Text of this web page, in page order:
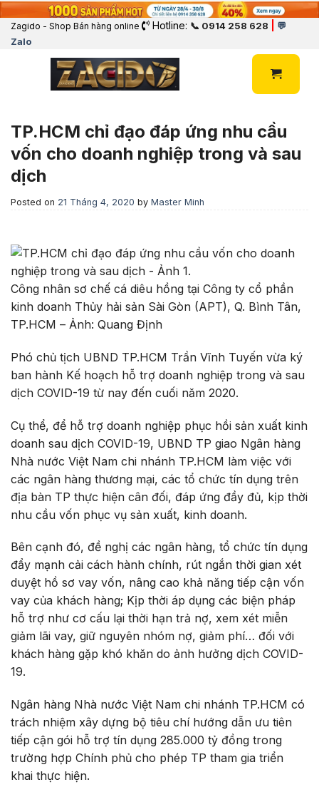
Zagido - Shop Bán hàng online Hotline: 📞 0914 258 628
💬
Zalo
TP.HCM chỉ đạo đáp ứng nhu cầu
vốn cho doanh nghiệp trong và sau
dịch
Posted on 21 Tháng 4, 2020 by Master Minh
Công nhân sơ chế cá diêu hồng tại Công ty cổ phần
kinh doanh Thủy hải sản Sài Gòn (APT), Q. Bình Tân,
TP.HCM – Ảnh: Quang Định
Phó chủ tịch UBND TP.HCM Trần Vĩnh Tuyến vừa ký
ban hành Kế hoạch hỗ trợ doanh nghiệp trong và sau
dịch COVID-19 từ nay đến cuối năm 2020.
Cụ thể, để hỗ trợ doanh nghiệp phục hồi sản xuất kinh
doanh sau dịch COVID-19, UBND TP giao Ngân hàng
Nhà nước Việt Nam chi nhánh TP.HCM làm việc với
các ngân hàng thương mại, các tổ chức tín dụng trên
địa bàn TP thực hiện cân đối, đáp ứng đầy đủ, kịp thời
nhu cầu vốn phục vụ sản xuất, kinh doanh.
Bên cạnh đó, đề nghị các ngân hàng, tổ chức tín dụng
đẩy mạnh cải cách hành chính, rút ngắn thời gian xét
duyệt hồ sơ vay vốn, nâng cao khả năng tiếp cận vốn
vay của khách hàng; Kịp thời áp dụng các biện pháp
hỗ trợ như cơ cấu lại thời hạn trả nợ, xem xét miễn
giảm lãi vay, giữ nguyên nhóm nợ, giảm phí… đối với
khách hàng gặp khó khăn do ảnh hưởng dịch COVID-
19.
Ngân hàng Nhà nước Việt Nam chi nhánh TP.HCM có
trách nhiệm xây dựng bộ tiêu chí hướng dẫn ưu tiên
tiếp cận gói hỗ trợ tín dụng 285.000 tỷ đồng trong
trường hợp Chính phủ cho phép TP tham gia triển
khai thực hiện.